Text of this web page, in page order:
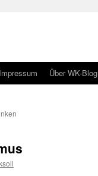
Impressum Über WK-Blog